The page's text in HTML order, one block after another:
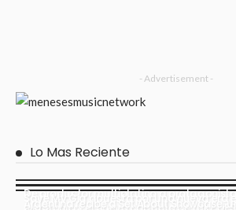
- Advertisement -
Lo Mas Reciente
De productor multiplatino a
Save My Gig apuesta por una nueva era
Argentina recibe a Set About Showcase,